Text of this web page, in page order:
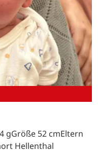
gGröße 52 cmEltern
Hellenthal